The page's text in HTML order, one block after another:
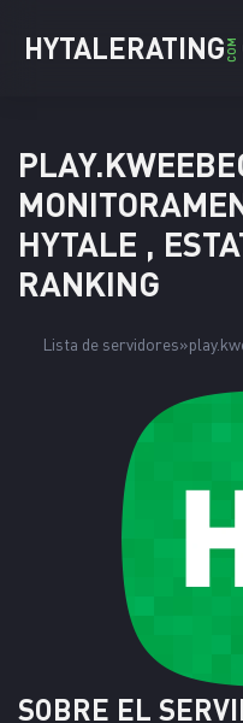
HYTALERATINGCOM
HYTALE ,
RANKING
Lista de servidores
SOBRE EL